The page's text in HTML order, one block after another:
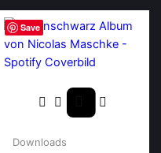
Save
Downloads